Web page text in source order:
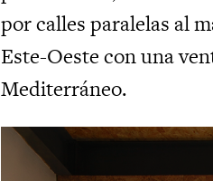
por calles paralelas al
Este-Oeste con una
Mediterráneo.